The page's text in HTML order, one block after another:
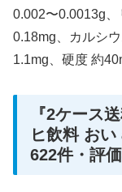
0.002〜0.0013g
0.18mg、カルシ
1.1mg、硬度 約
『2ケース
ヒ飲料 お
622件・評